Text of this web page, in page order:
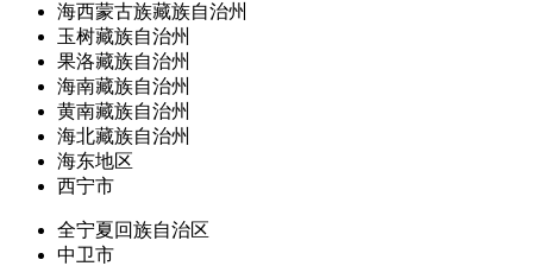
海西蒙古族藏族自治州
玉树藏族自治州
果洛藏族自治州
海南藏族自治州
黄南藏族自治州
海北藏族自治州
海东地区
西宁市
全宁夏回族自治区
中卫市